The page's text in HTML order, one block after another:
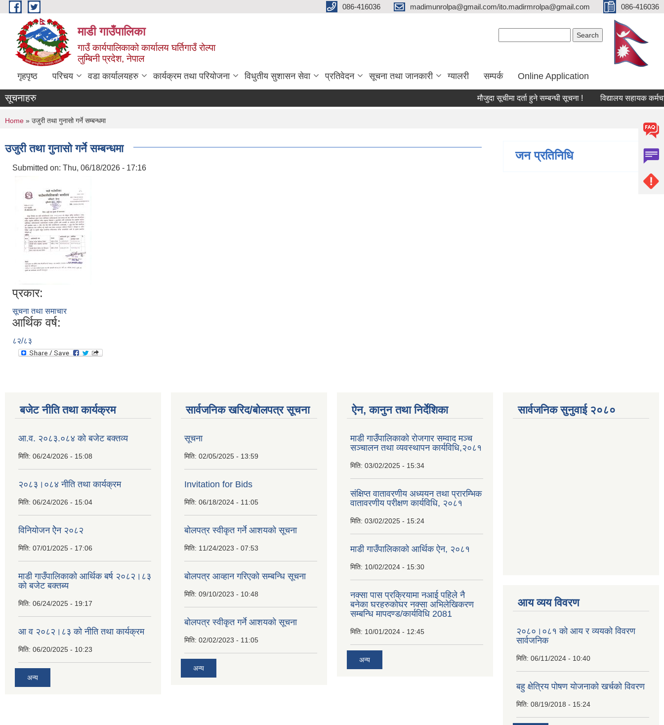
Skip to main content 086-416036 madimunrolpa@gmail.com/ito.madirmrolpa@gmail.com 086-416036
माडी गाउँपालिका
गाउँ कार्यपालिकाको कार्यालय घर्तिगाउँ रोल्पा
लुम्बिनी प्रदेश, नेपाल
गृहपृष्ठ परिचय वडा कार्यालयहरु कार्यक्रम तथा परियोजना विधुतीय सुशासन सेवा प्रतिवेदन सूचना तथा जानकारी ग्यालरी सम्पर्क Online Application
सूचनाहरु मौजुदा सूचीमा दर्ता हुने सम्बन्धी सूचना ! विद्यालय सहायक कर्मचारी
You are here
Home » उजुरी तथा गुनासो गर्ने सम्बन्धमा
उजुरी तथा गुनासो गर्ने सम्बन्धमा
Submitted on: Thu, 06/18/2026 - 17:16
प्रकार:
सूचना तथा समाचार
आर्थिक वर्ष:
८२/८३
जन प्रतिनिधि
बजेट नीति तथा कार्यक्रम
आ.व. २०८३.०८४ को बजेट बक्तव्य
मिति: 06/24/2026 - 15:08
२०८३।०८४ नीति तथा कार्यक्रम
मिति: 06/24/2026 - 15:04
विनियोजन ऐेन २०८२
मिति: 07/01/2025 - 17:06
माडी गाउँपालिकाको आर्थिक बर्ष २०८२।८३
को बजेट बक्तब्य
मिति: 06/24/2025 - 19:17
आ व २०८२।८३ को नीति तथा कार्यक्रम
मिति: 06/20/2025 - 10:23
अन्य
सार्वजनिक खरिद/बोलपत्र सूचना
सूचना
मिति: 02/05/2025 - 13:59
Invitation for Bids
मिति: 06/18/2024 - 11:05
बोलपत्र स्वीकृत गर्ने आशयको सूचना
मिति: 11/24/2023 - 07:53
बोलपत्र आव्हान गरिएको सम्बन्धि सूचना
मिति: 09/10/2023 - 10:48
बाेलपत्र स्वीकृत गर्ने आशयकाे सूचना
मिति: 02/02/2023 - 11:05
अन्य
ऐन, कानुन तथा निर्देशिका
माडी गाउँपालिकाको रोजगार सम्वाद मञ्च
सञ्चालन तथा व्यवस्थापन कार्यविधि,२०८१
मिति: 03/02/2025 - 15:34
संक्षिप्त वातावरणीय अध्ययन तथा प्रारम्भिक
वातावरणीय परीक्षण कार्यविधि, २०८१
मिति: 03/02/2025 - 15:24
माडी गाउँपालिकाको आर्थिक ऐन, २०८१
मिति: 10/02/2024 - 15:30
नक्सा पास प्रक्रियामा नआई पहिले नै
बनेका घरहरुकोघर नक्सा अभिलेखिकरण
सम्बन्धि मापदण्ड/कार्यविधि 2081
मिति: 10/01/2024 - 12:45
अन्य
सार्वजनिक सुनुवाई २०८०
आय व्यय विवरण
२०८०।०८१ को आय र व्ययको विवरण
सार्वजनिक
मिति: 06/11/2024 - 10:40
बहु क्षेत्रिय पोषण योजनाको खर्चको विवरण
मिति: 08/19/2018 - 15:24